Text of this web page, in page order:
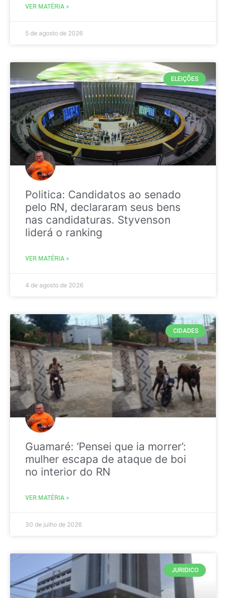
VER MATÉRIA »
5 de agosto de 2026
ELEIÇÕES
Politica: Candidatos ao senado
pelo RN, declararam seus bens
nas candidaturas. Styvenson
liderá o ranking
VER MATÉRIA »
4 de agosto de 2026
CIDADES
Guamaré: ‘Pensei que ia morrer’:
mulher escapa de ataque de boi
no interior do RN
VER MATÉRIA »
30 de julho de 2026
JURIDICO